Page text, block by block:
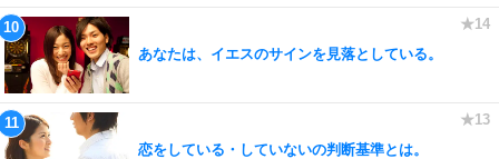
あなたは、イエスのサインを見落としている。
恋をしている・していないの判断基準とは。